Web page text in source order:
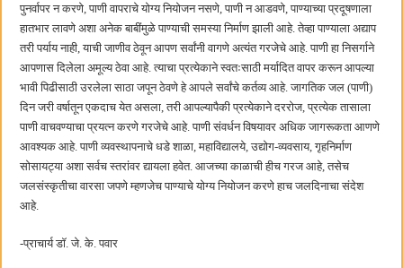
पुनर्वापर न करणे, पाणी वापराचे योग्य नियोजन नसणे, पाणी न आडवणे, पाण्याच्या प्रदूषणाला
हातभार लावणे अशा अनेक बाबींमुळे पाण्याची समस्या निर्माण झाली आहे. तेव्हा पाण्याला अद्याप
तरी पर्याय नाही, याची जाणीव ठेवून आपण सर्वांनी वागणे अत्यंत गरजेचे आहे. पाणी हा निसर्गाने
आपणास दिलेला अमूल्य ठेवा आहे. त्याचा प्रत्येकाने स्वतःसाठी मर्यादित वापर करून आपल्या
भावी पिढीसाठी उरलेला साठा जपून ठेवणे हे आपले सर्वांचे कर्तव्य आहे. जागतिक जल (पाणी)
दिन जरी वर्षातून एकदाच येत असला, तरी आपल्यापैकी प्रत्येकाने दररोज, प्रत्येक तासाला
पाणी वाचवण्याचा प्रयत्न करणे गरजेचे आहे. पाणी संवर्धन विषयावर अधिक जागरूकता आणणे
आवश्यक आहे. पाणी व्यवस्थापनाचे धडे शाळा, महाविद्यालये, उद्योग-व्यवसाय, गृहनिर्माण
सोसायट्या अशा सर्वच स्तरांवर द्यायला हवेत. आजच्या काळाची हीच गरज आहे, तसेच
जलसंस्कृतीचा वारसा जपणे म्हणजेच पाण्याचे योग्य नियोजन करणे हाच जलदिनाचा संदेश
आहे.
-प्राचार्य डॉ. जे. के. पवार